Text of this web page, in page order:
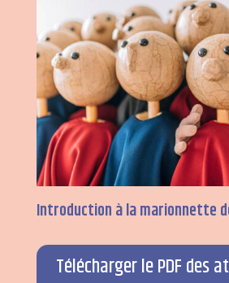
Introduction à la marionnette
Télécharger le PDF des